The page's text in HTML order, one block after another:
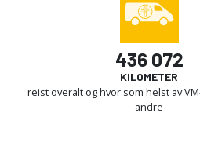
436 072
KILOMETER
reist overalt og hvor som helst av
andre